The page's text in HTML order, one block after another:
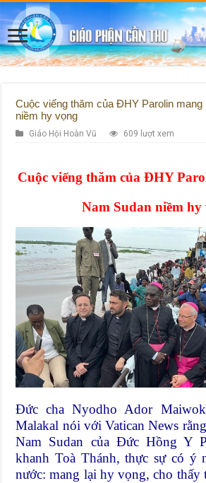
Cuộc viếng thăm của ĐHY Parolin mang
niềm hy vọng
Giáo Hội Hoàn Vũ 609 lượt xem
Cuộc viếng thăm của ĐHY
Nam Sudan niềm hy
Đức cha Nyodho Ador
Malakal nói với Vatican News
Nam Sudan của Đức Hồng Y
khanh Toà Thánh, thực sự có ý
nước: mang lại hy vọng, cho thấy